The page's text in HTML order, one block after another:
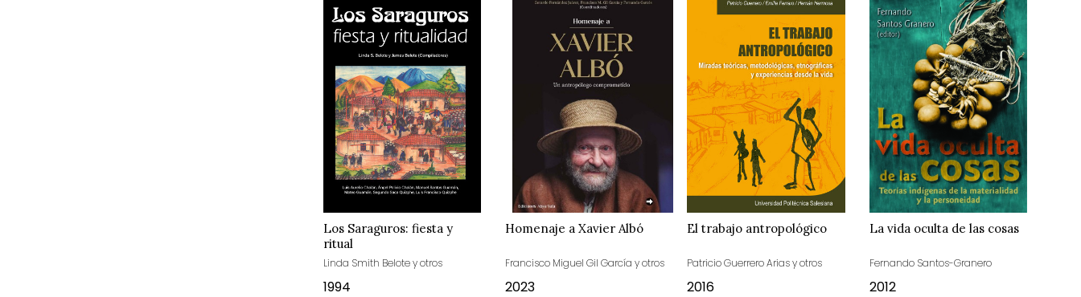
Los Saraguros: fiesta y
ritual
Linda Smith Belote y otros
1994
Homenaje a Xavier Albó
Francisco Miguel Gil García y otros
2023
El trabajo antropológico
Patricio Guerrero Arias y otros
2016
La vida oculta de las cosas
Fernando Santos-Granero
2012